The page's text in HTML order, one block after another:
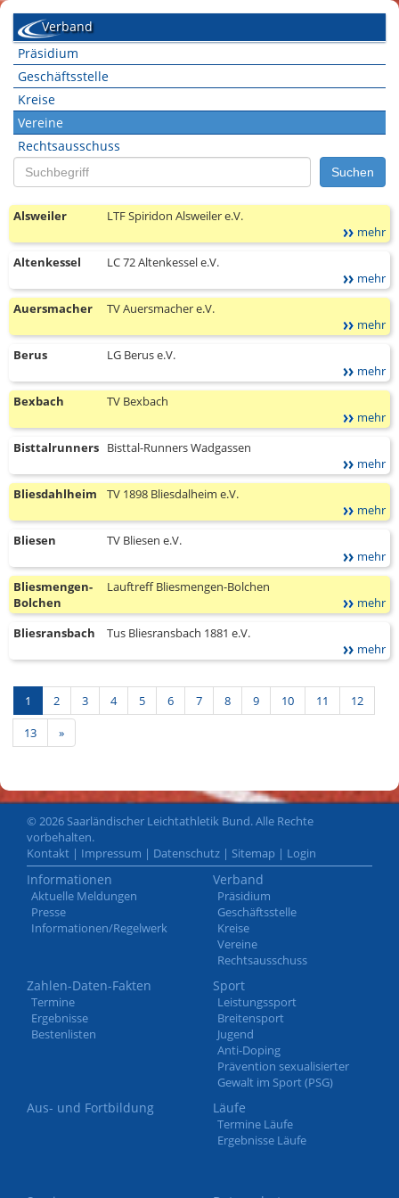
Verband
Präsidium
Geschäftsstelle
Kreise
Vereine
Rechtsausschuss
Suche
nach:
Suchen
Alsweiler
LTF Spiridon Alsweiler e.V.
mehr
Altenkessel
LC 72 Altenkessel e.V.
mehr
Auersmacher
TV Auersmacher e.V.
mehr
Berus
LG Berus e.V.
mehr
Bexbach
TV Bexbach
mehr
Bisttalrunners Bisttal-Runners Wadgassen
mehr
Bliesdahlheim
TV 1898 Bliesdalheim e.V.
mehr
Bliesen
TV Bliesen e.V.
mehr
Bliesmengen-
Bolchen
Lauftreff Bliesmengen-Bolchen
mehr
Bliesransbach
Tus Bliesransbach 1881 e.V.
mehr
1 2 3 4 5 6 7 8 9 10 11
12
13
»Nächste
© 2026 Saarländischer Leichtathletik Bund. Alle Rechte
vorbehalten.
Kontakt | Impressum | Datenschutz | Sitemap | Login
Informationen
Aktuelle Meldungen
Presse
Informationen/Regelwerk
Verband
Präsidium
Geschäftsstelle
Kreise
Vereine
Rechtsausschuss
Zahlen-Daten-Fakten
Termine
Ergebnisse
Bestenlisten
Sport
Leistungssport
Breitensport
Jugend
Anti-Doping
Prävention sexualisierter
Gewalt im Sport (PSG)
Aus- und Fortbildung Läufe
Termine Läufe
Ergebnisse Läufe